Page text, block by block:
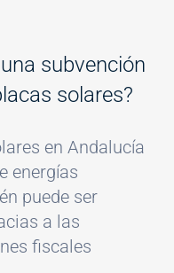
subvención
solares?
en Andalucía
energías
puede ser
a las
fiscales